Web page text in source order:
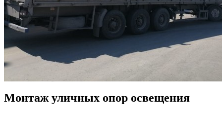
Монтаж уличных опор освещения